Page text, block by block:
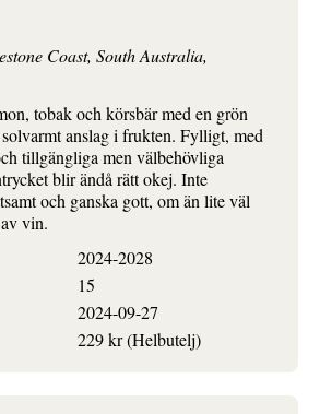
Coast, South Australia,
tobak och körsbär med en grön
anslag i frukten. Fylligt, med
tillgängliga men välbehövliga
blir ändå rätt okej. Inte
och ganska gott, om än lite väl
vin.
2024-2028
15
2024-09-27
229 kr (Helbutelj)